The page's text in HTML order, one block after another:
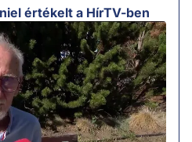
értékelt a HírTV-ben